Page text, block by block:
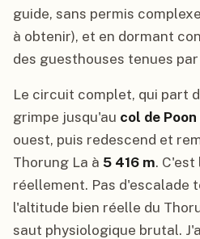
guide, sans permis
à obtenir), et en dormant
des guesthouses tenues
Le circuit complet, qui part
grimpe jusqu'au col de
ouest, puis redescend et
Thorung La à 5 416 m. C'est
réellement. Pas d'escalade
l'altitude bien réelle du
saut physiologique brutal.